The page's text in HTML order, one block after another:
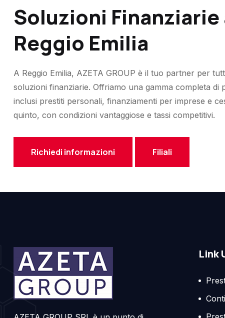
Soluzioni Finanziarie
Reggio Emilia
A Reggio Emilia, AZETA GROUP è il tuo partner per
soluzioni finanziarie. Offriamo una gamma completa di
inclusi prestiti personali, finanziamenti per imprese e
quinto, con condizioni vantaggiose e tassi competitivi.
Richiedi informazioni Filiali
Link